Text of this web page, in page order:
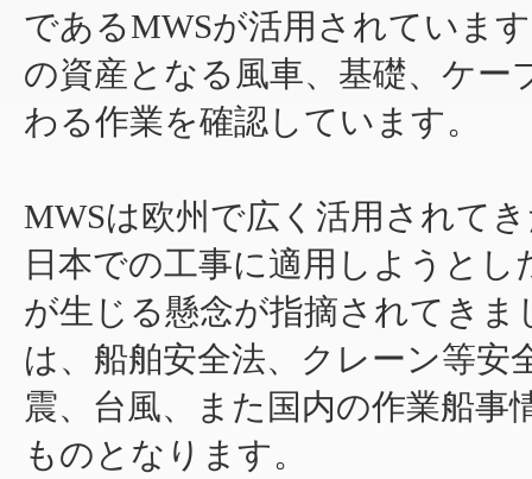
であるMWSが活用されていま
の資産となる風車、基礎、ケー
わる作業を確認しています。
MWSは欧州で広く活用されて
日本での工事に適用しようと
が生じる懸念が指摘されてき
は、船舶安全法、クレーン等安
震、台風、また国内の作業船
ものとなります。